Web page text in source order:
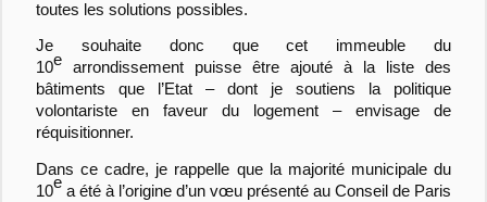
toutes les solutions possibles.
Je souhaite donc que cet immeuble du
10earrondissement puisse être ajouté à la liste des
bâtiments que l’Etat – dont je soutiens la politique
volontariste en faveur du logement – envisage de
réquisitionner.
Dans ce cadre, je rappelle que la majorité municipale du
10ea été à l’origine d’un vœu présenté au Conseil de Paris